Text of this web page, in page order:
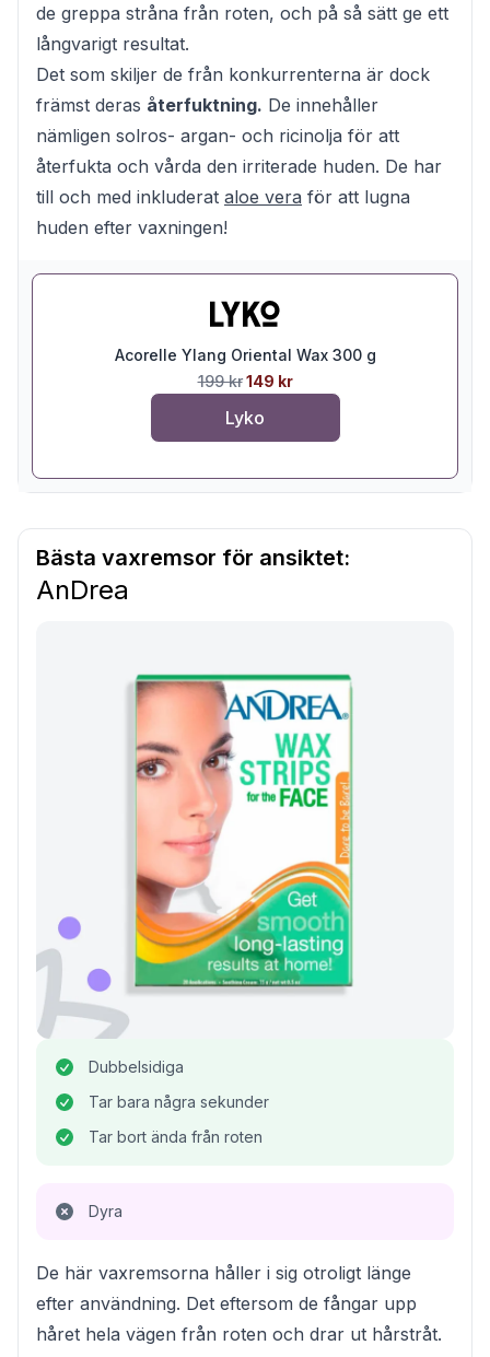
de greppa stråna från roten, och på så sätt ge ett
långvarigt resultat.
Det som skiljer de från konkurrenterna är dock
främst deras återfuktning. De innehåller
nämligen solros- argan- och ricinolja för att
återfukta och vårda den irriterade huden. De har
till och med inkluderat aloe vera för att lugna
huden efter vaxningen!
Acorelle Ylang Oriental Wax 300 g
199 kr 149 kr
Lyko
Bästa vaxremsor för ansiktet:
AnDrea
Dubbelsidiga
Tar bara några sekunder
Tar bort ända från roten
Dyra
De här vaxremsorna håller i sig otroligt länge
efter användning. Det eftersom de fångar upp
håret hela vägen från roten och drar ut hårstråt.